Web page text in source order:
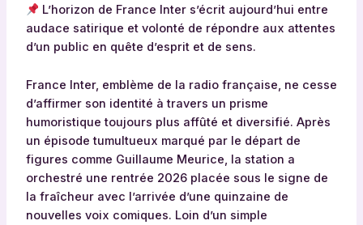
L’horizon de France Inter s’écrit aujourd’hui entre
audace satirique et volonté de répondre aux attentes
d’un public en quête d’esprit et de sens.
France Inter, emblème de la radio française, ne cesse
d’affirmer son identité à travers un prisme
humoristique toujours plus affûté et diversifié. Après
un épisode tumultueux marqué par le départ de
figures comme Guillaume Meurice, la station a
orchestré une rentrée 2026 placée sous le signe de
la fraîcheur avec l’arrivée d’une quinzaine de
nouvelles voix comiques. Loin d’un simple